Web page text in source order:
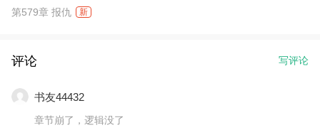
第579章 报仇 新
评论 写评论
书友44432
章节崩了，逻辑没了